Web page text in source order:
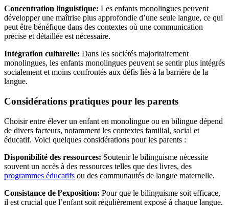
Concentration linguistique: Les enfants monolingues peuvent
développer une maîtrise plus approfondie d’une seule langue, ce qui
peut être bénéfique dans des contextes où une communication
précise et détaillée est nécessaire.
Intégration culturelle: Dans les sociétés majoritairement
monolingues, les enfants monolingues peuvent se sentir plus intégrés
socialement et moins confrontés aux défis liés à la barrière de la
langue.
Considérations pratiques pour les parents
Choisir entre élever un enfant en monolingue ou en bilingue dépend
de divers facteurs, notamment les contextes familial, social et
éducatif. Voici quelques considérations pour les parents :
Disponibilité des ressources: Soutenir le bilinguisme nécessite
souvent un accès à des ressources telles que des livres, des
programmes éducatifs ou des communautés de langue maternelle.
Consistance de l’exposition: Pour que le bilinguisme soit efficace,
il est crucial que l’enfant soit régulièrement exposé à chaque langue.